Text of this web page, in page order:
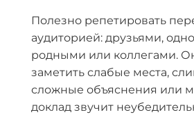
Полезно репетировать
аудиторией: друзьями,
родными или коллегами.
заметить слабые места,
сложные объяснения или
доклад звучит